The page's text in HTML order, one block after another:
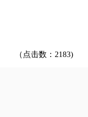
（点击数：2183)